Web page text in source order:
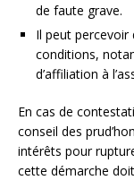
de faute grave.
Il peut
conditions,
d’affiliation à
En cas de
conseil des
intérêts pour
cette démarche